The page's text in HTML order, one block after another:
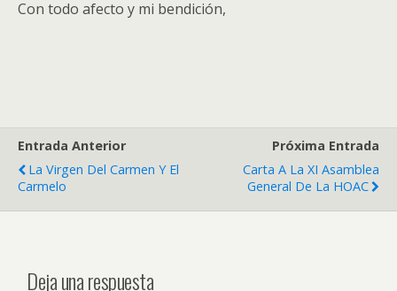
Con todo afecto y mi bendición,
Entrada Anterior
La Virgen Del Carmen Y El
Carmelo
Próxima Entrada
Carta A La XI Asamblea
General De La HOAC
Deja una respuesta